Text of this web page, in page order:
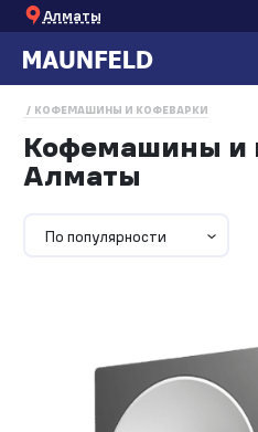
Алматы
КОФЕМАШИНЫ И КОФЕВАРКИ
Кофемашины и
Алматы
По популярности